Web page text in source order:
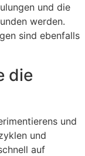
und die
werden.
sind ebenfalls
die
und
und
auf